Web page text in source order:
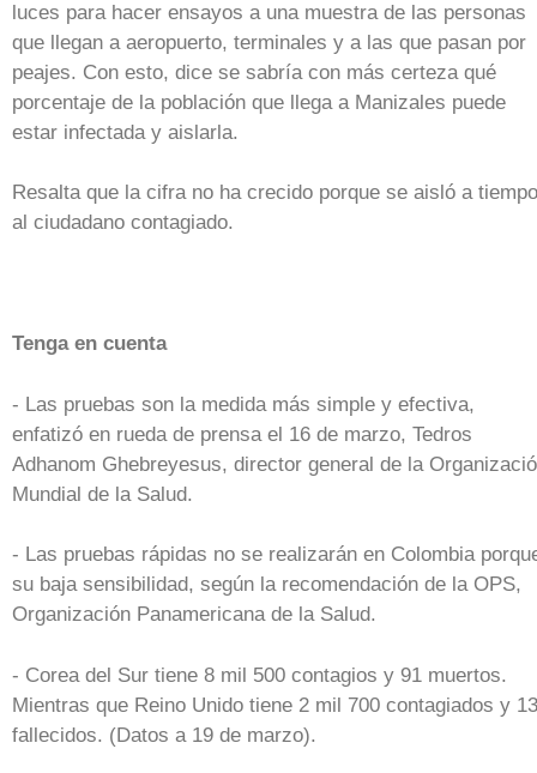
luces para hacer ensayos a una muestra de las personas
que llegan a aeropuerto, terminales y a las que pasan por
peajes. Con esto, dice se sabría con más certeza qué
porcentaje de la población que llega a Manizales puede
estar infectada y aislarla.
Resalta que la cifra no ha crecido porque se aisló a tiempo
al ciudadano contagiado.
Tenga en cuenta
- Las pruebas son la medida más simple y efectiva,
enfatizó en rueda de prensa el 16 de marzo, Tedros
Adhanom Ghebreyesus, director general de la
Mundial de la Salud.
- Las pruebas rápidas no se realizarán en Colombia
su baja sensibilidad, según la recomendación de la OPS,
Organización Panamericana de la Salud.
- Corea del Sur tiene 8 mil 500 contagios y 91 muertos.
Mientras que Reino Unido tiene 2 mil 700 contagiados y
fallecidos. (Datos a 19 de marzo).